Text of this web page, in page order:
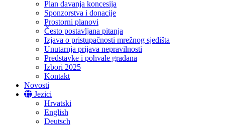
Plan davanja koncesija
Sponzorstva i donacije
Prostorni planovi
Često postavljana pitanja
Izjava o pristupačnosti mrežnog sjedišta
Unutarnja prijava nepravilnosti
Predstavke i pohvale građana
Izbori 2025
Kontakt
Novosti
Jezici
Hrvatski
English
Deutsch